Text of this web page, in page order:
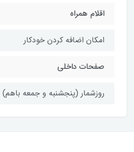
اقلام همراه
امکان اضافه کردن خودکار
صفحات داخلی
روزشمار (پنجشنبه و جمعه باهم)